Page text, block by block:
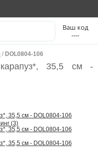
----
/ DOL0804-106
35,5 см -
(3)